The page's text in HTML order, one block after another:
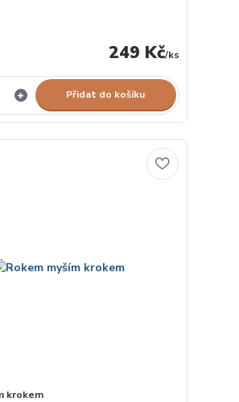
249 Kč/ks
Přidat do košíku
krokem